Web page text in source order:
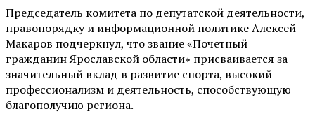
Председатель комитета по депутатской деятельности,
правопорядку и информационной политике Алексей
Макаров подчеркнул, что звание «Почетный
гражданин Ярославской области» присваивается за
значительный вклад в развитие спорта, высокий
профессионализм и деятельность, способствующую
благополучию региона.